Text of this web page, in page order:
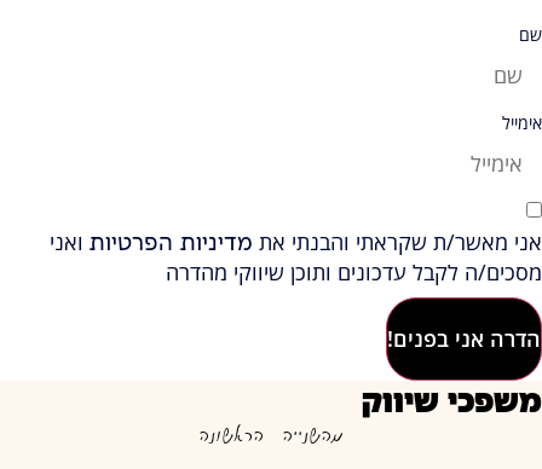
שם
אימייל
אני מאשר/ת שקראתי והבנתי את מדיניות הפרטיות ואני
מסכים/ה לקבל עדכונים ותוכן שיווקי מהדרה
הדרה אני בפנים!
משפכי שיווק
מהשנייה הראשונה